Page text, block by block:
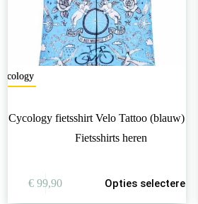
Cycology
Cycology fietsshirt Velo Tattoo (blauw)
Fietsshirts heren
€ 99,90 Opties selecteren
product